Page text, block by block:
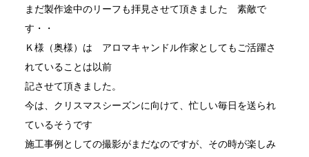
まだ製作途中のリーフも拝見させて頂きました 素敵で
す・・
Ｋ様（奥様）は アロマキャンドル作家としてもご活躍さ
れていることは以前
記させて頂きました。
今は、クリスマスシーズンに向けて、忙しい毎日を送られ
ているそうです
施工事例としての撮影がまだなのですが、その時が楽しみ